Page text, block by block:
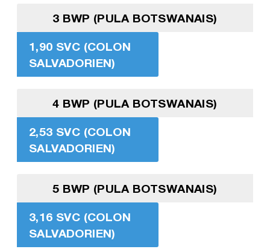
3 BWP (PULA BOTSWANAIS)
1,90 SVC (COLON
SALVADORIEN)
4 BWP (PULA BOTSWANAIS)
2,53 SVC (COLON
SALVADORIEN)
5 BWP (PULA BOTSWANAIS)
3,16 SVC (COLON
SALVADORIEN)